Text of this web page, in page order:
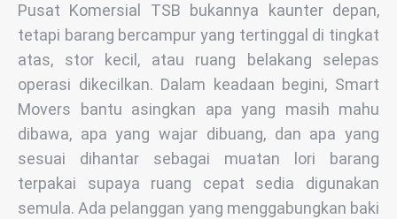
Pusat Komersial TSB bukannya kaunter depan,
tetapi barang bercampur yang tertinggal di tingkat
atas, stor kecil, atau ruang belakang selepas
operasi dikecilkan. Dalam keadaan begini, Smart
Movers bantu asingkan apa yang masih mahu
dibawa, apa yang wajar dibuang, dan apa yang
sesuai dihantar sebagai muatan lori barang
terpakai supaya ruang cepat sedia digunakan
semula. Ada pelanggan yang menggabungkan baki